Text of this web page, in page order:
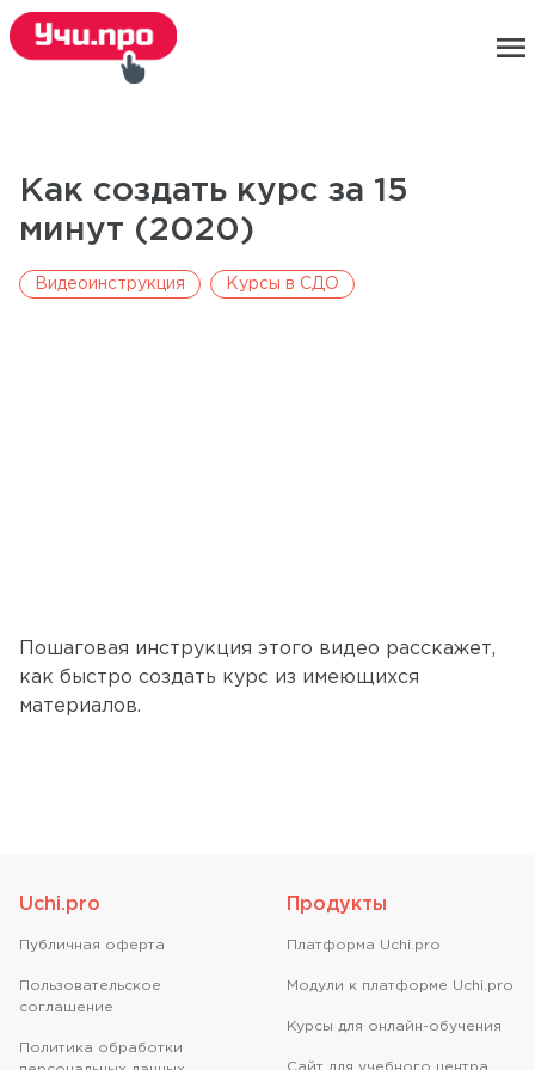
menu
Как создать курс за 15
минут (2020)
Видеоинструкция Курсы в СДО
Пошаговая инструкция этого видео расскажет,
как быстро создать курс из имеющихся
материалов.
Uchi.pro
Публичная оферта
Пользовательское
соглашение
Политика обработки
Продукты
Платформа Uchi.pro
Модули к платформе Uchi.pro
Курсы для онлайн-обучения
Сайт для учебного центра